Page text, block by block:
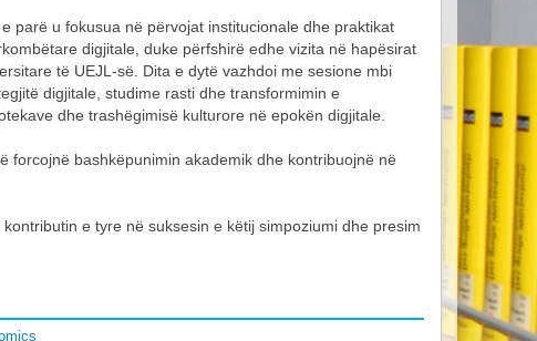
e parë u fokusua në përvojat institucionale dhe praktikat
digjitale, duke përfshirë edhe vizita në hapësirat
të UEJL-së. Dita e dytë vazhdoi me sesione mbi
digjitale, studime rasti dhe transformimin e
dhe trashëgimisë kulturore në epokën digjitale.
forcojnë bashkëpunimin akademik dhe kontribuojnë në
e tyre në suksesin e këtij simpoziumi dhe presim